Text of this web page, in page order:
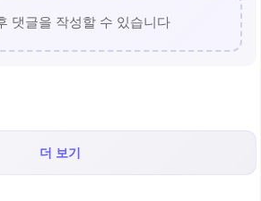
댓글을 작성할 수 있습니다
더 보기